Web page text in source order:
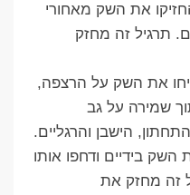
את השק מאחורי
תרגיל זה מחזק
את השק על הרצפה,
שמירה על גב
הישבן והרגליים.
השק בידיים ודחפו אותו
זה מחזק את